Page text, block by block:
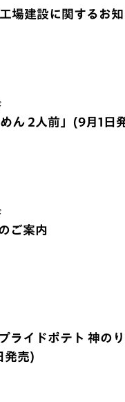
場建設に関するお
ん 2人前」(9月1日
ご案内
ライドポテト 神の
発売)